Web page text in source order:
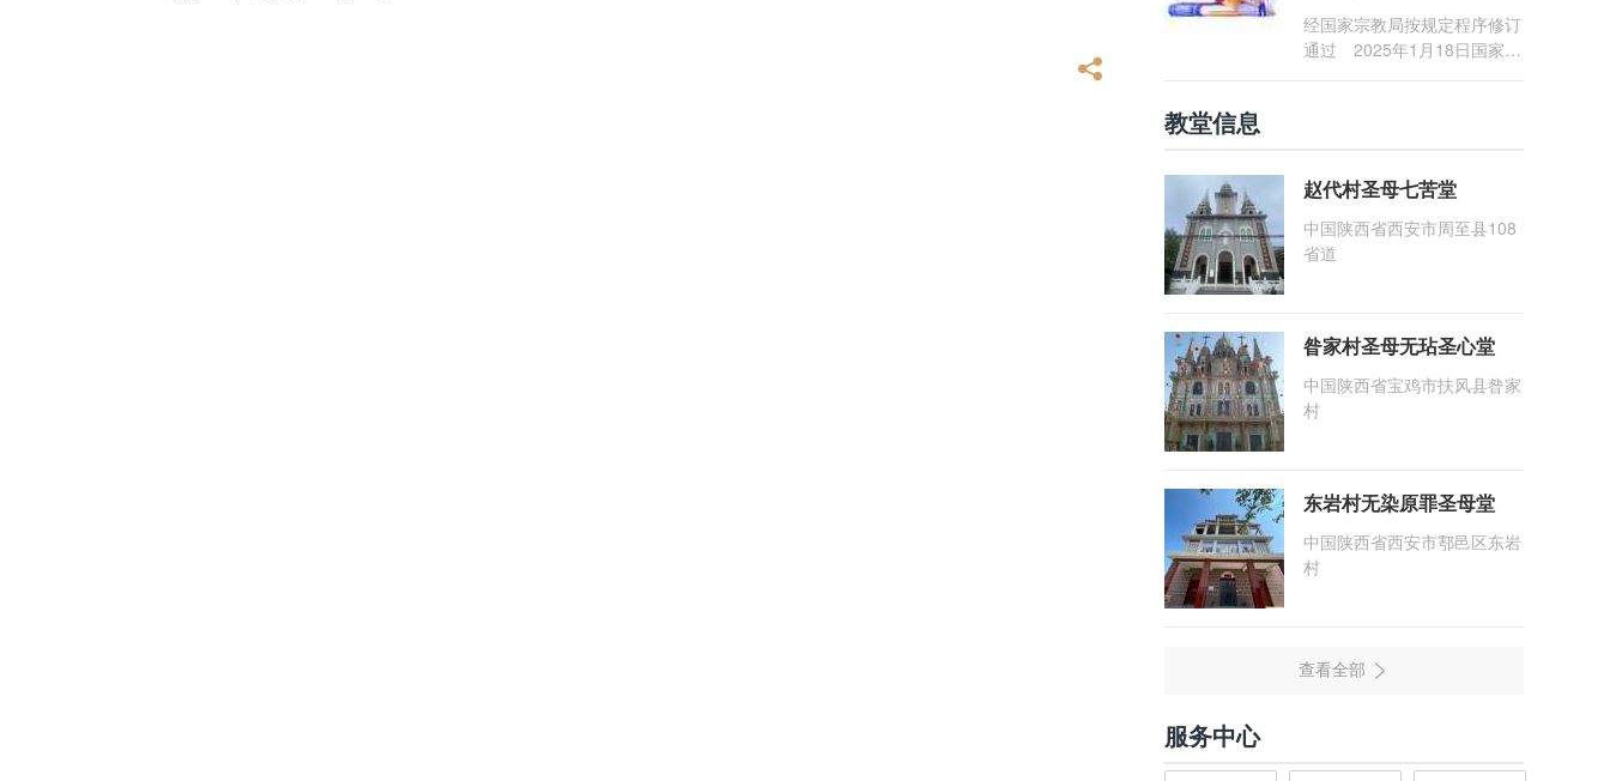
经国家宗教局按规定程序修订
通过 2025年1月18日国家宗
教堂信息
赵代村圣母七苦堂
中国陕西省西安市周至县108
省道
昝家村圣母无玷圣心堂
中国陕西省宝鸡市扶风县昝家
村
东岩村无染原罪圣母堂
中国陕西省西安市鄠邑区东岩
村
服务中心